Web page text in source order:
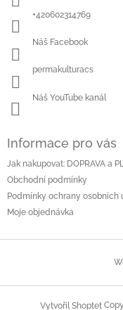
+420602314769
Náš Facebook
permakulturacs
Náš YouTube kanál
Informace pro vás
Jak nakupovat: DOPRAVA a
Obchodní podmínky
Podmínky ochrany osobních
Moje objednávka
Vytvořil Shoptet